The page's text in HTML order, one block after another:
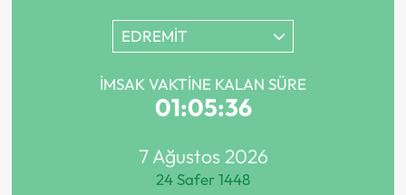
EDREMİT
İMSAK VAKTINE KALAN SÜRE
01:05:36
7 Ağustos 2026
24 Safer 1448